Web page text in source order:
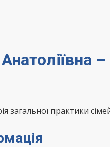
загальної практики